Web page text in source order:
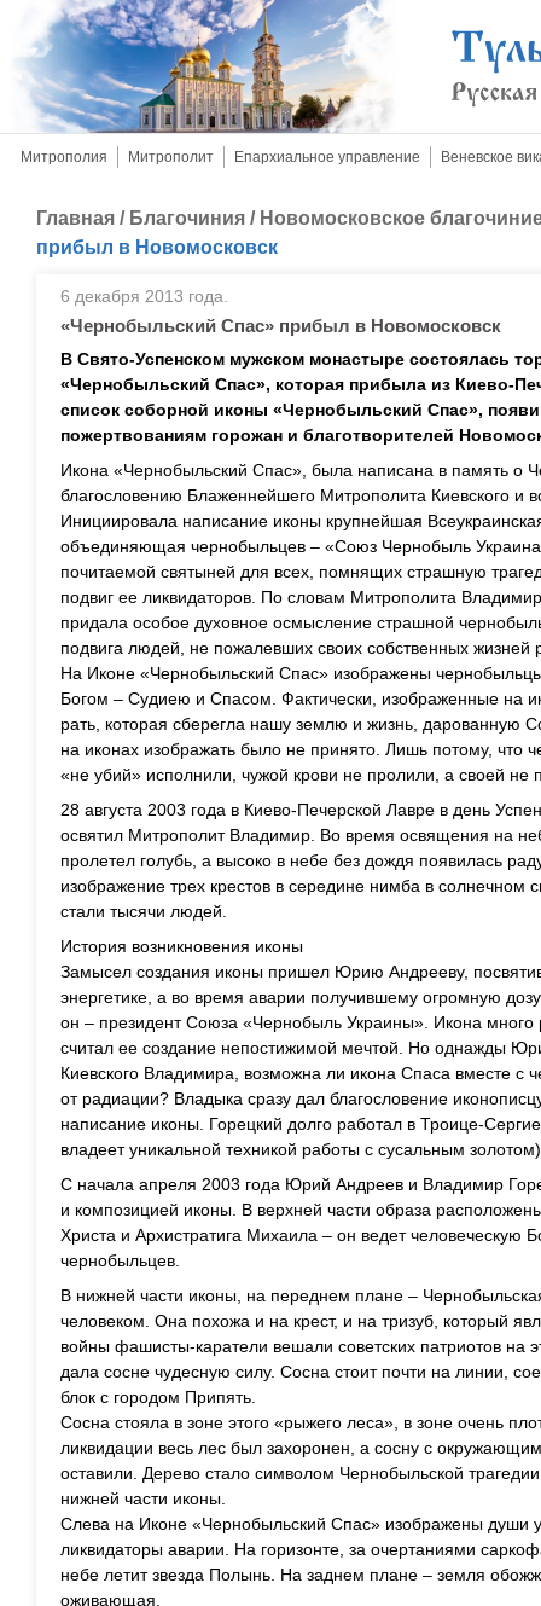
Митрополия Митрополит Епархиальное управление Веневское
Главная / Благочиния / Новомосковское
прибыл в Новомосковск
6 декабря 2013 года.
«Чернобыльский Спас» прибыл в Новомосковск
В Свято-Успенском мужском монастыре состоялась
«Чернобыльский Спас», которая прибыла из Киево-
список соборной иконы «Чернобыльский Спас»,
пожертвованиям горожан и благотворителей
Икона «Чернобыльский Спас», была написана в память о
благословению Блаженнейшего Митрополита Киевского и
Инициировала написание иконы крупнейшая
объединяющая чернобыльцев – «Союз Чернобыль
почитаемой святыней для всех, помнящих страшную
подвиг ее ликвидаторов. По словам Митрополита
придала особое духовное осмысление страшной
подвига людей, не пожалевших своих собственных жизней
На Иконе «Чернобыльский Спас» изображены
Богом – Судиею и Спасом. Фактически, изображенные на
рать, которая сберегла нашу землю и жизнь, дарованную
на иконах изображать было не принято. Лишь потому, что
«не убий» исполнили, чужой крови не пролили, а своей не
28 августа 2003 года в Киево-Печерской Лавре в день
освятил Митрополит Владимир. Во время освящения на
пролетел голубь, а высоко в небе без дождя появилась
изображение трех крестов в середине нимба в солнечном
стали тысячи людей.
История возникновения иконы
Замысел создания иконы пришел Юрию Андрееву,
энергетике, а во время аварии получившему огромную
он – президент Союза «Чернобыль Украины». Икона много
считал ее создание непостижимой мечтой. Но однажды
Киевского Владимира, возможна ли икона Спаса вместе с
от радиации? Владыка сразу дал благословение
написание иконы. Горецкий долго работал в Троице-
владеет уникальной техникой работы с сусальным
С начала апреля 2003 года Юрий Андреев и Владимир
и композицией иконы. В верхней части образа
Христа и Архистратига Михаила – он ведет человеческую
чернобыльцев.
В нижней части иконы, на переднем плане –
человеком. Она похожа и на крест, и на тризуб, который
войны фашисты-каратели вешали советских патриотов на
дала сосне чудесную силу. Сосна стоит почти на линии,
блок с городом Припять.
Сосна стояла в зоне этого «рыжего леса», в зоне очень
ликвидации весь лес был захоронен, а сосну с
оставили. Дерево стало символом Чернобыльской
нижней части иконы.
Слева на Иконе «Чернобыльский Спас» изображены души
ликвидаторы аварии. На горизонте, за очертаниями
небе летит звезда Полынь. На заднем плане – земля
оживающая.